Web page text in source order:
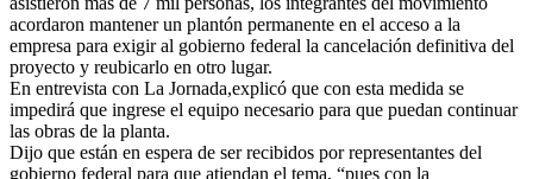
acordaron mantener un plantón permanente en el acceso a la
empresa para exigir al gobierno federal la cancelación definitiva del
proyecto y reubicarlo en otro lugar.
En entrevista con La Jornada,explicó que con esta medida se
impedirá que ingrese el equipo necesario para que puedan continuar
las obras de la planta.
Dijo que están en espera de ser recibidos por representantes del
gobierno federal para que atiendan el tema, “pues con la